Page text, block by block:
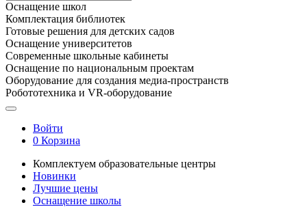
Оснащение школ
Комплектация библиотек
Готовые решения для детских садов
Оснащение университетов
Современные школьные кабинеты
Оснащение по национальным проектам
Оборудование для создания медиа-пространств
Робототехника и VR-оборудование
Войти
0 Корзина
Комплектуем образовательные центры
Новинки
Лучшие цены
Оснащение школы